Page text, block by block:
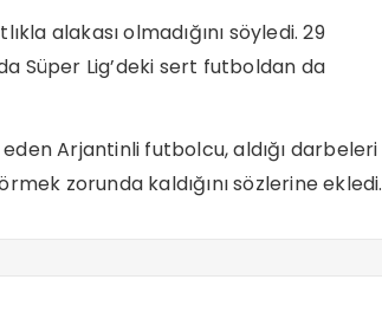
alakası olmadığını söyledi. 29
Süper Lig’deki sert futboldan da
Arjantinli futbolcu, aldığı darbeleri
zorunda kaldığını sözlerine ekledi.